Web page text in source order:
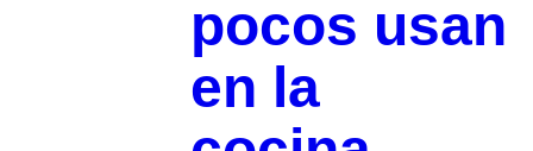
pocos usan
en la